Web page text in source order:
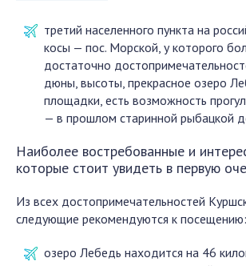
третий населенного пункта на
косы — пос. Морской, у которого
достаточно
дюны, высоты, прекрасное озеро
площадки, есть возможность
— в прошлом старинной рыбацкой
Наиболее востребованные и
которые стоит увидеть в первую
Из всех достопримечательностей
следующие рекомендуются к посещению:
озеро Лебедь находится на 46